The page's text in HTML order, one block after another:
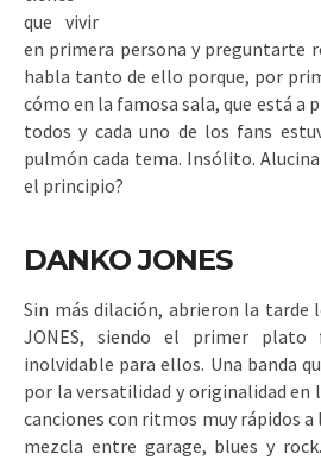
que vivir
en primera persona y preguntarte
habla tanto de ello porque, por
cómo en la famosa sala, que está a
todos y cada uno de los fans
pulmón cada tema. Insólito.
el principio?
DANKO JONES
Sin más dilación, abrieron la tarde
JONES, siendo el primer plato
inolvidable para ellos. Una banda
por la versatilidad y originalidad en
canciones con ritmos muy rápidos a
mezcla entre garage, blues y